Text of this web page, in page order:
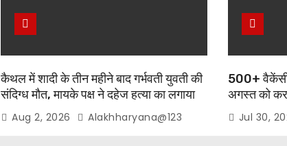
कैथल में शादी के तीन महीने बाद गर्भवती युवती की
संदिग्ध मौत, मायके पक्ष ने दहेज हत्या का लगाया
आरोपAug 2, 2026 Alakhharyana@123
500+
अगस्त को
Jul 30,